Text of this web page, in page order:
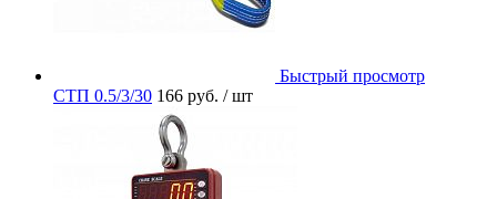
Быстрый просмотр
СТП 0.5/3/30 166 руб. / шт